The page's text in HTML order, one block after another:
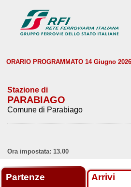
ORARIO PROGRAMMATO 14 Giugno
Stazione di
PARABIAGO
Comune di Parabiago
Ora impostata: 13.00
Partenze Arrivi